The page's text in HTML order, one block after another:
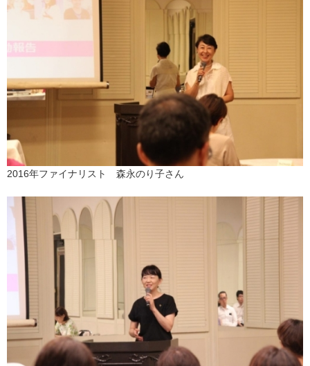
2016年ファイナリスト 森永のり子さん